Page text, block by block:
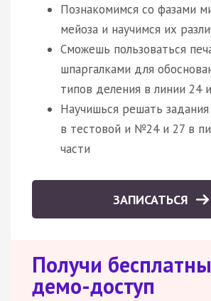
Познакомимся со фазами
мейоза и научимся их
Сможешь пользоваться
шпаргалками для
типов деления в линии 24
Научишься решать
в тестовой и №24 и 27 в
части
ЗАПИСАТЬСЯ
Получи
демо-доступ